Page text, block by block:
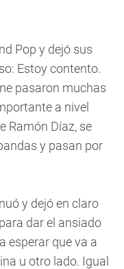
Pop y dejó sus
Estoy contento.
pasaron muchas
a nivel
Ramón Díaz, se
y pasan por
y dejó en claro
dar el ansiado
esperar que va a
u otro lado. Igual